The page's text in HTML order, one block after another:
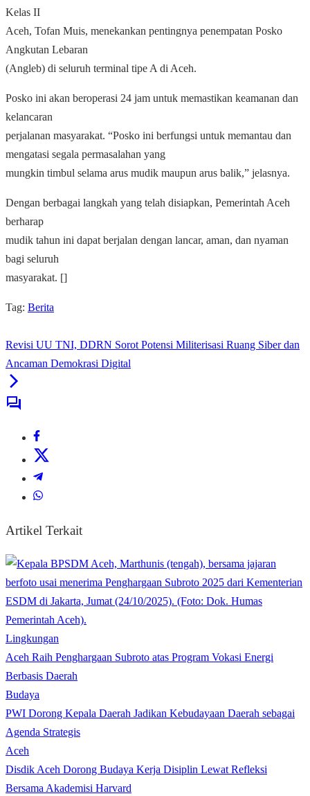
Kelas II
Aceh, Tofan Muis, menekankan pentingnya penempatan Posko
Angkutan Lebaran
(Angleb) di seluruh terminal tipe A di Aceh.
Posko ini akan beroperasi 24 jam untuk memastikan keamanan dan
kelancaran
perjalanan masyarakat. “Posko ini berfungsi untuk memantau dan
mengatasi segala permasalahan yang
mungkin timbul selama arus mudik maupun arus balik,” jelasnya.
Dengan berbagai langkah yang telah disiapkan, Pemerintah Aceh
berharap
mudik tahun ini dapat berjalan dengan lancar, aman, dan nyaman
bagi seluruh
masyarakat. []
Tag: Berita
Revisi UU TNI, DDRN Sorot Potensi Militerisasi Ruang Siber dan
Ancaman Demokrasi Digital
Artikel Terkait
Lingkungan
Aceh Raih Penghargaan Subroto atas Program Vokasi Energi
Berbasis Daerah
Budaya
PWI Dorong Kepala Daerah Jadikan Kebudayaan Daerah sebagai
Agenda Strategis
Aceh
Disdik Aceh Dorong Budaya Kerja Disiplin Lewat Refleksi
Bersama Akademisi Harvard